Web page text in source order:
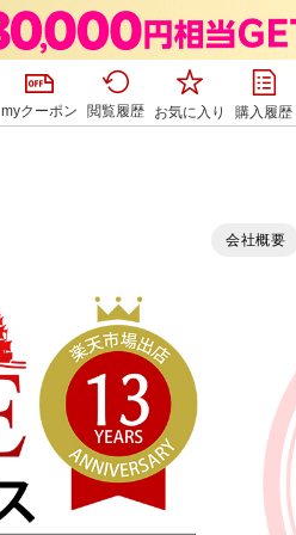
myクーポン 閲覧履歴 お気に入り 購入履歴